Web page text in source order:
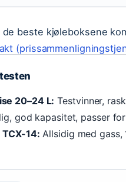
de beste kjøleboksene
20–24 L: Testvinner,
god kapasitet, passer
14: Allsidig med